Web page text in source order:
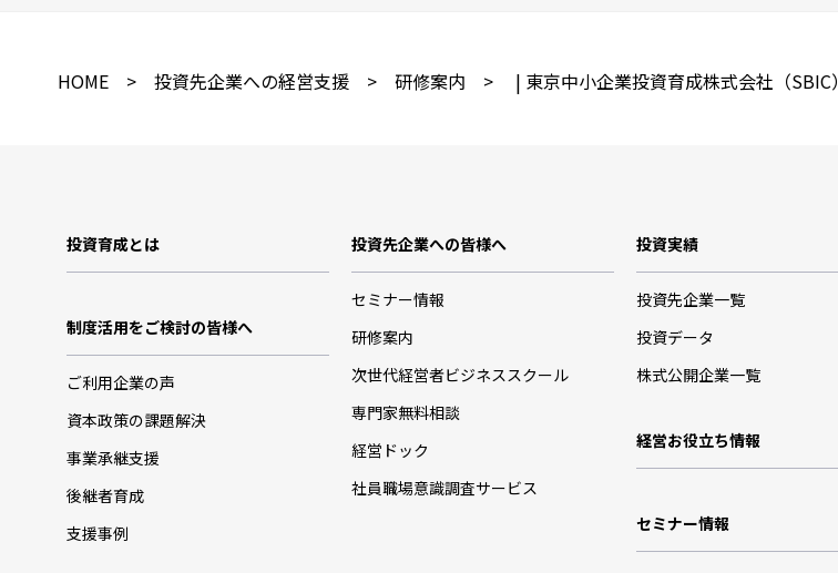
HOME > 投資先企業への経営支援 > 研修案内 > | 東京中小企業投資育成株式会社（SBIC）
投資育成とは
制度活用をご検討の皆様へ
ご利用企業の声
資本政策の課題解決
事業承継支援
後継者育成
支援事例
投資先企業への皆様へ
セミナー情報
研修案内
次世代経営者ビジネススクール
専門家無料相談
経営ドック
社員職場意識調査サービス
投資実績
投資先企業一覧
投資データ
株式公開企業一覧
経営お役立ち情報
セミナー情報